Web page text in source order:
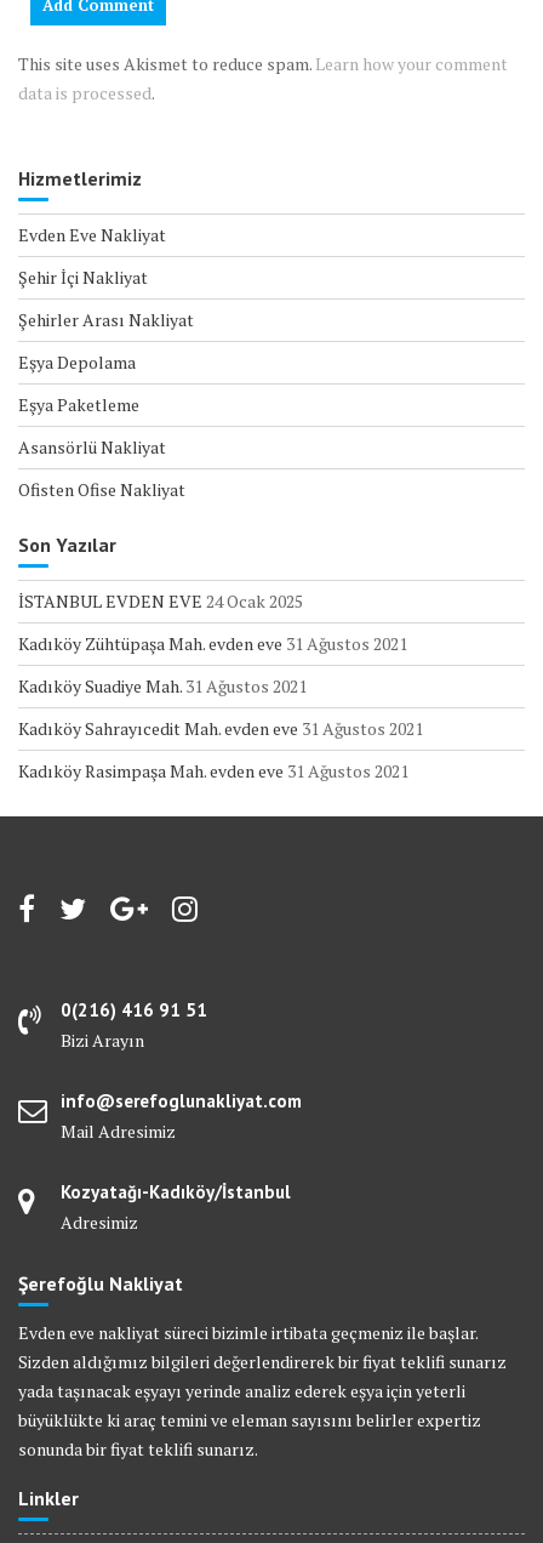
This site uses Akismet to reduce spam. Learn how your comment
data is processed.
Hizmetlerimiz
Evden Eve Nakliyat
Şehir İçi Nakliyat
Şehirler Arası Nakliyat
Eşya Depolama
Eşya Paketleme
Asansörlü Nakliyat
Ofisten Ofise Nakliyat
Son Yazılar
İSTANBUL EVDEN EVE 24 Ocak 2025
Kadıköy Zühtüpaşa Mah. evden eve 31 Ağustos 2021
Kadıköy Suadiye Mah. 31 Ağustos 2021
Kadıköy Sahrayıcedit Mah. evden eve 31 Ağustos 2021
Kadıköy Rasimpaşa Mah. evden eve 31 Ağustos 2021
0(216) 416 91 51
Bizi Arayın
info@serefoglunakliyat.com
Mail Adresimiz
Kozyatağı-Kadıköy/İstanbul
Adresimiz
Şerefoğlu Nakliyat
Evden eve nakliyat süreci bizimle irtibata geçmeniz ile başlar.
Sizden aldığımız bilgileri değerlendirerek bir fiyat teklifi sunarız
yada taşınacak eşyayı yerinde analiz ederek eşya için yeterli
büyüklükte ki araç temini ve eleman sayısını belirler expertiz
sonunda bir fiyat teklifi sunarız.
Linkler